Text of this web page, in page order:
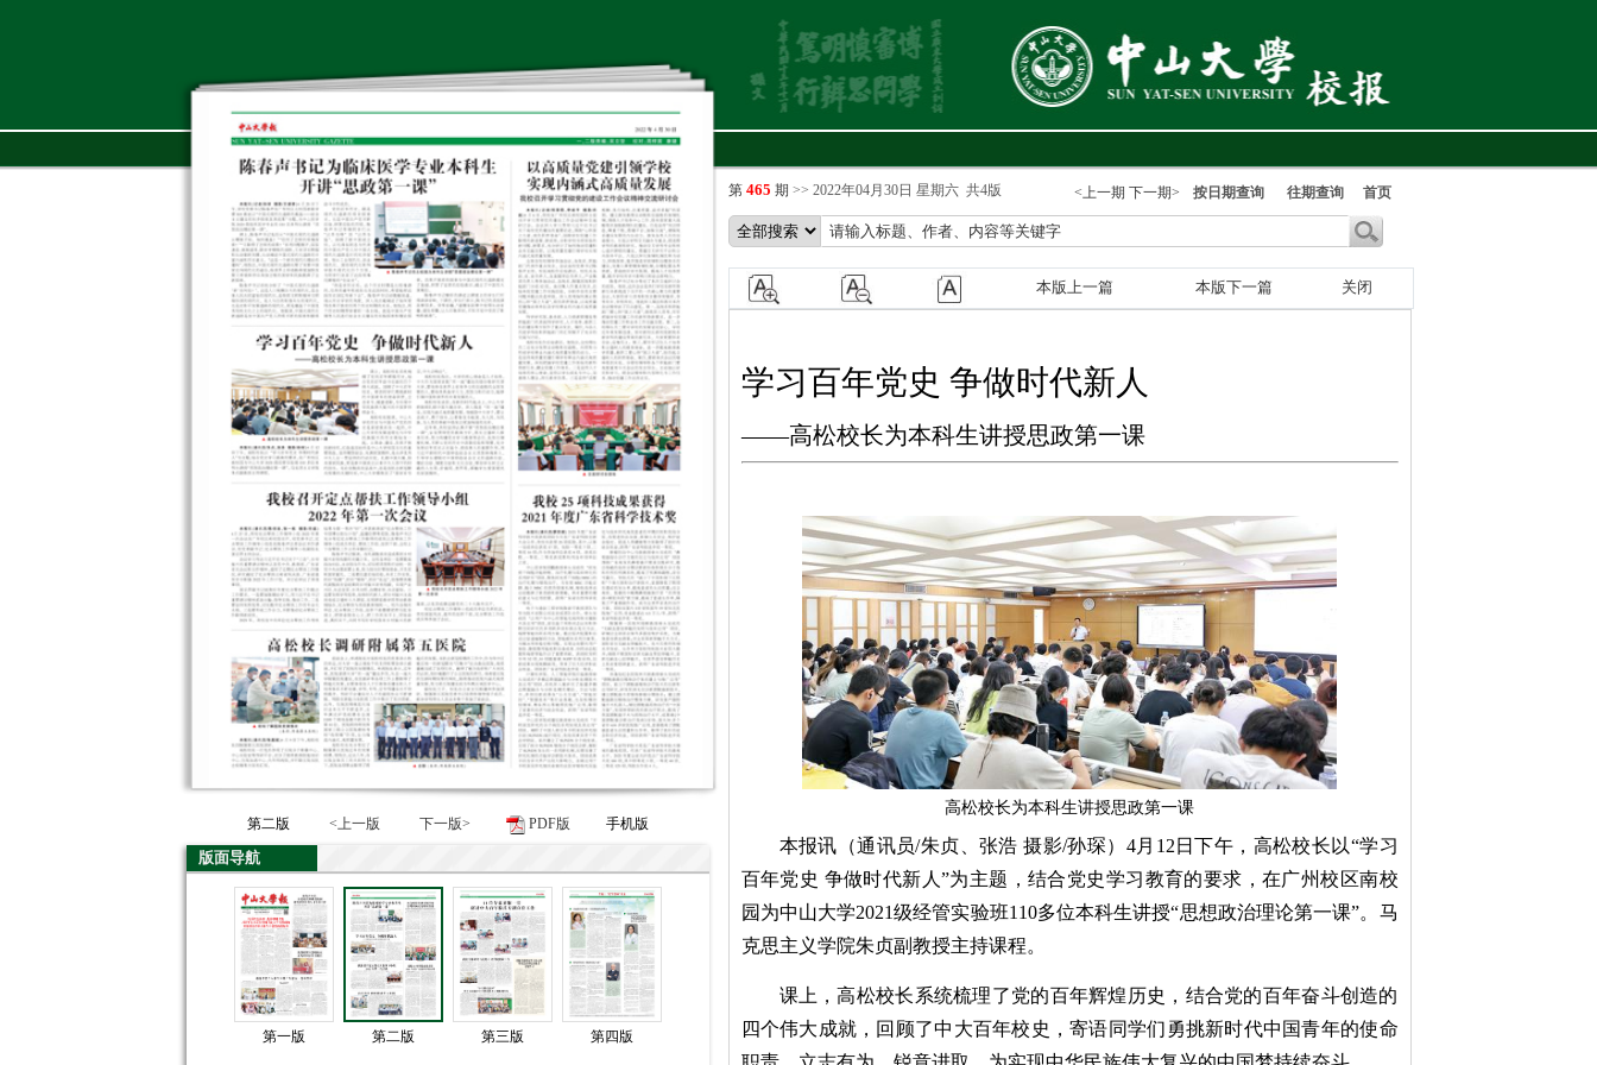
第二版 <上一版 下一版> PDF版 手机版
版面导航
第一版 第二版 第三版 第四版
第 465 期 >> 2022年04月30日 星期六 共4版 <上一期 下一期> 按日期查询 往期查询 首页
本版上一篇 本版下一篇 关闭
学习百年党史 争做时代新人
——高松校长为本科生讲授思政第一课
高松校长为本科生讲授思政第一课
本报讯（通讯员/朱贞、张浩 摄影/孙琛）4月12日下午，高松校长以“学习
百年党史 争做时代新人”为主题，结合党史学习教育的要求，在广州校区南校
园为中山大学2021级经管实验班110多位本科生讲授“思想政治理论第一课”。马
克思主义学院朱贞副教授主持课程。
课上，高松校长系统梳理了党的百年辉煌历史，结合党的百年奋斗创造的
四个伟大成就，回顾了中大百年校史，寄语同学们勇挑新时代中国青年的使命